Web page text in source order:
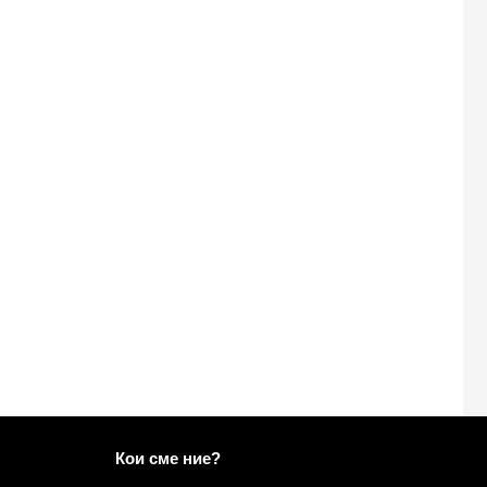
Повече информация за Mailo
Кои сме ние?